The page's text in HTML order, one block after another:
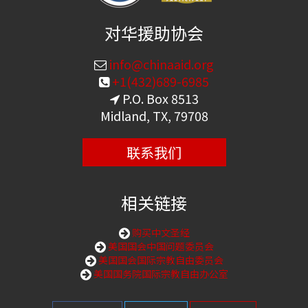
对华援助协会
info@chinaaid.org
+1(432)689-6985
P.O. Box 8513
Midland, TX, 79708
联系我们
相关链接
购买中文圣经
美国国会中国问题委员会
美国国会国际宗教自由委员会
美国国务院国际宗教自由办公室